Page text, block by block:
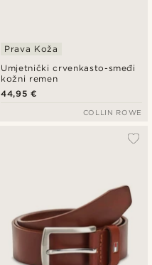
Umjetnički crvenkasto-smeđi
kožni remen
Prava Koža
44,95 €
COLLIN ROWE